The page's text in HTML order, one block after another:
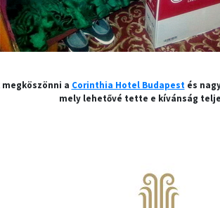
a Corinthia Hotel Budapestés
mely lehetővé tette e kívánság